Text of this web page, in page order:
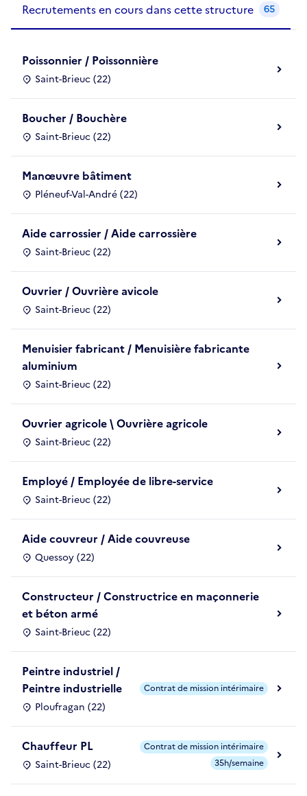
Recrutements en cours dans cette structure 65
Poissonnier / Poissonnière
Saint-Brieuc (22)
Boucher / Bouchère
Saint-Brieuc (22)
Manœuvre bâtiment
Pléneuf-Val-André (22)
Aide carrossier / Aide carrossière
Saint-Brieuc (22)
Ouvrier / Ouvrière avicole
Saint-Brieuc (22)
Menuisier fabricant / Menuisière fabricante
aluminium
Saint-Brieuc (22)
Ouvrier agricole \ Ouvrière agricole
Saint-Brieuc (22)
Employé / Employée de libre-service
Saint-Brieuc (22)
Aide couvreur / Aide couvreuse
Quessoy (22)
Constructeur / Constructrice en maçonnerie
et béton armé
Saint-Brieuc (22)
Peintre industriel /
Peintre industrielle
Ploufragan (22)
Contrat de mission intérimaire
Chauffeur PL
Saint-Brieuc (22)
Contrat de mission intérimaire
35h/semaine